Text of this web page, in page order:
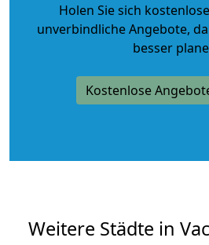
Holen Sie sich
unverbindliche Angebote,
besser
Kostenlose
Weitere Städte in